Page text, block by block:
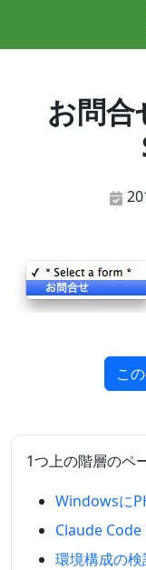
お問合
こ
1つ上の階層のペ
Windowsに
Claude Code
環境構成の